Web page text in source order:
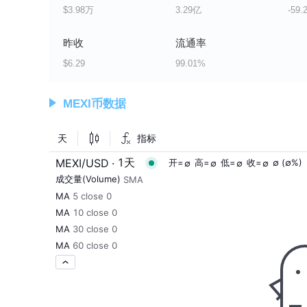
$3.98万 3.29亿 -
昨收
$6.29
流通率
99.01%
MEXI币数据